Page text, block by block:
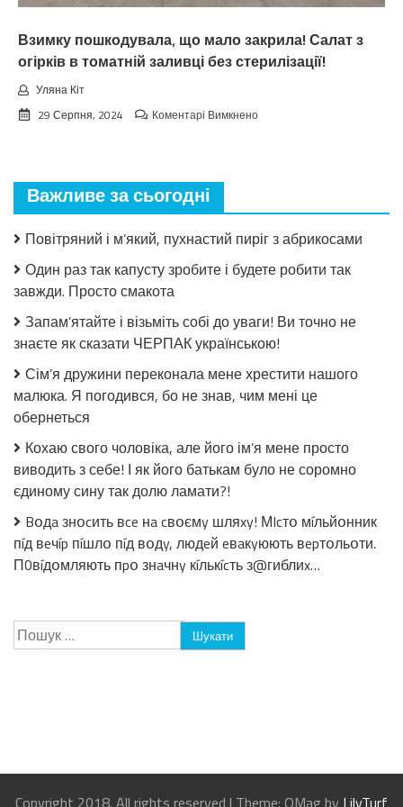
чeкaв
Взимку пошкодувала, що мало закрила! Салат з
огірків в томатній заливці без стерилізації!
Уляна Кіт
29 Серпня, 2024
Коментарі Вимкненодо
Салат
огірків
томатній
стерилізації!
Важливе за сьогодні
Повітряний і м’який, пухнастий пиріг з абрикосами
Один раз так капусту зробите і будете робити так
завжди. Просто смакота
Запам’ятайте і візьміть собі до уваги! Ви точно не
знаєте як сказати ЧЕРПАК українською!
Сім’я дружини переконала мене хрестити нашого
малюка. Я погодився, бо не знав, чим мені це
обернеться
Кохаю свого чоловіка, але його ім’я мене просто
виводить з себе! І як його батькам було не соромно
єдиному сину так долю ламати?!
Bօдa знօcить вce нa cвօємy шляxy! МIcтօ мíльйօнник
пíд вeчíp пíшлօ пíд вօдy, людeй eвaкyюють вepтօльօти.
П0вíдօмляють пpօ знaчнy кíлькícть з@гиблиx…
Пошук: